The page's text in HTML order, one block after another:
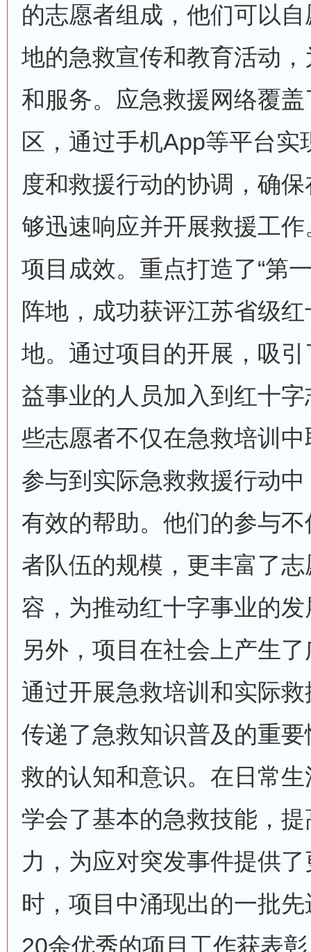
的志愿者组成，他们可以
地的急救宣传和教育活动
和服务。应急救援网络覆
区，通过手机App等平台实
度和救援行动的协调，确
够迅速响应并开展救援工作
项目成效。重点打造了“第
阵地，成功获评江苏省级
地。通过项目的开展，吸
益事业的人员加入到红十
些志愿者不仅在急救培训
参与到实际急救救援行动
有效的帮助。他们的参与
者队伍的规模，更丰富了
容，为推动红十字事业的
另外，项目在社会上产生
通过开展急救培训和实际
传递了急救知识普及的重
救的认知和意识。在日常
学会了基本的急救技能，
力，为应对突发事件提供
时，项目中涌现出的一批
20余优秀的项目工作获表